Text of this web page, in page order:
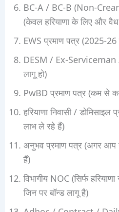
BC-A / BC-B (Non-
(केवल हरियाणा के लिए और वैध
EWS प्रमाण पत्र (2025-
DESM / Ex-Serviceman
लागू हो)
PwBD प्रमाण पत्र (कम से
हरियाणा निवासी /
लाभ ले रहे हैं)
अनुभव प्रमाण पत्र (अगर आप
हैं)
विभागीय NOC (सिर्फ
जिन पर बॉन्ड लागू है)